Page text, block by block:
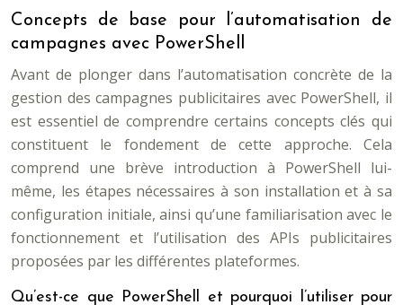
Concepts de base pour l’automatisation de
campagnes avec PowerShell
Avant de plonger dans l’automatisation concrète de la
gestion des campagnes publicitaires avec PowerShell, il
est essentiel de comprendre certains concepts clés qui
constituent le fondement de cette approche. Cela
comprend une brève introduction à PowerShell lui-
même, les étapes nécessaires à son installation et à sa
configuration initiale, ainsi qu’une familiarisation avec le
fonctionnement et l’utilisation des APIs publicitaires
proposées par les différentes plateformes.
Qu’est-ce que PowerShell et pourquoi l’utiliser pour